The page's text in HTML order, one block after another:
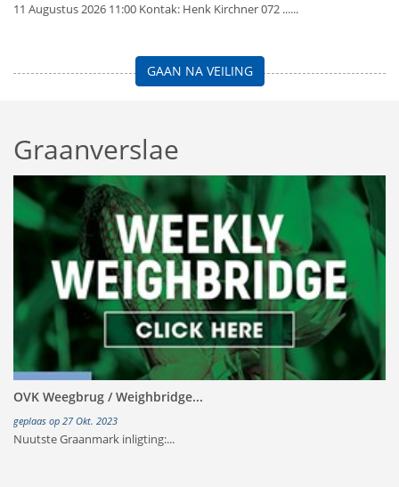
11 Augustus 2026 11:00 Kontak: Henk Kirchner 072 ......
GAAN NA VEILING
Graanverslae
OVK Weegbrug / Weighbridge...
geplaas op 27 Okt. 2023
Nuutste Graanmark inligting:...